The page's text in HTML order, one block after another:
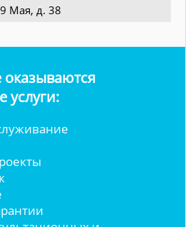
Мая, д. 38
услуги: